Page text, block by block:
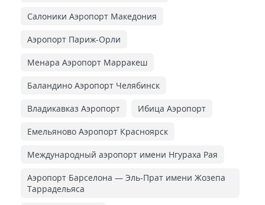
Салоники Аэропорт Македония
Аэропорт Париж-Орли
Менара Аэропорт Марракеш
Баландино Аэропорт Челябинск
Владикавказ Аэропорт Ибица Аэропорт
Емельяново Аэропорт Красноярск
Международный аэропорт имени Нгураха Рая
Аэропорт Барселона — Эль-Прат имени Жозепа
Таррадельяса